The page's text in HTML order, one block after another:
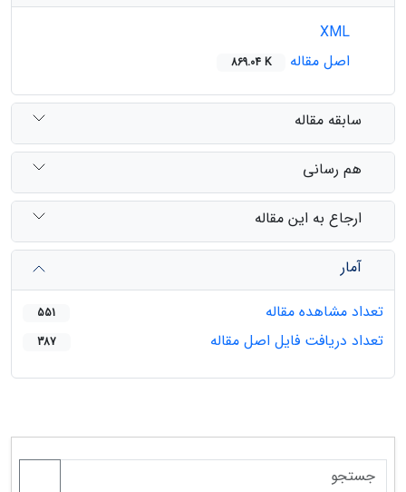
اصل مقاله
869.04 K
سابقه مقاله
هم رسانی
ارجاع به این مقاله
آمار
تعداد مشاهده مقاله
551
تعداد دریافت فایل اصل مقاله 387